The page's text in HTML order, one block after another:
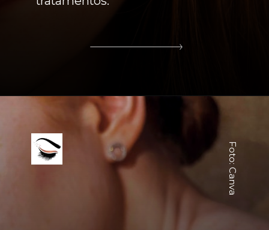
Foto: Canva